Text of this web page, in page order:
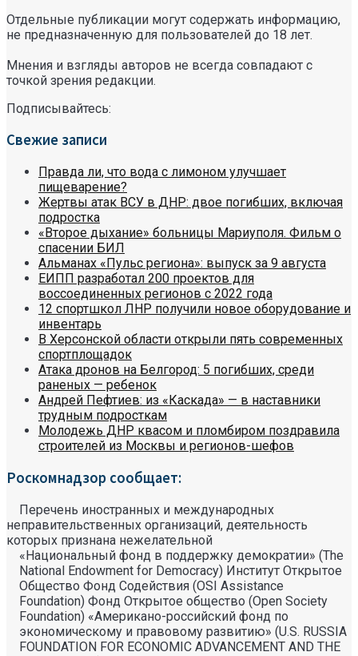
Отдельные публикации могут содержать информацию,
не предназначенную для пользователей до 18 лет.
Мнения и взгляды авторов не всегда совпадают с
точкой зрения редакции.
Подписывайтесь:
Свежие записи
Правда ли, что вода с лимоном улучшает
пищеварение?
Жертвы атак ВСУ в ДНР: двое погибших, включая
подростка
«Второе дыхание» больницы Мариуполя. Фильм о
спасении БИЛ
Альманах «Пульс региона»: выпуск за 9 августа
ЕИПП разработал 200 проектов для
воссоединенных регионов с 2022 года
12 спортшкол ЛНР получили новое оборудование и
инвентарь
В Херсонской области открыли пять современных
спортплощадок
Атака дронов на Белгород: 5 погибших, среди
раненых — ребенок
Андрей Пефтиев: из «Каскада» — в наставники
трудным подросткам
Молодежь ДНР квасом и пломбиром поздравила
строителей из Москвы и регионов-шефов
Роскомнадзор сообщает:
Перечень иностранных и международных
неправительственных организаций, деятельность
которых признана нежелательной
«Национальный фонд в поддержку демократии» (The
National Endowment for Democracy) Институт Открытое
Общество Фонд Содействия (OSI Assistance
Foundation) Фонд Открытое общество (Open Society
Foundation) «Американо-российский фонд по
экономическому и правовому развитию» (U.S. RUSSIA
FOUNDATION FOR ECONOMIC ADVANCEMENT AND THE